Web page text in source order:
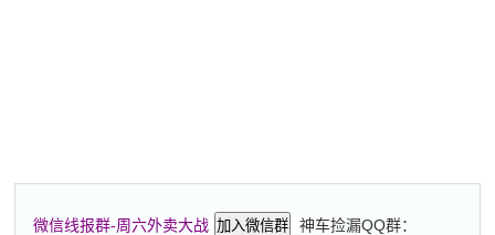
微信线报群-周六外卖大战 加入微信群
神车捡漏QQ群：